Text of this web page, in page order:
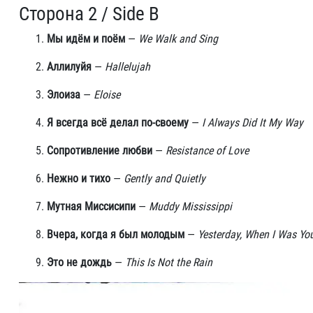
Сторона 2 / Side B
Мы идём и поём — We Walk and Sing
Аллилуйя — Hallelujah
Элоиза — Eloise
Я всегда всё делал по-своему — I Always Did It My Way
Сопротивление любви — Resistance of Love
Нежно и тихо — Gently and Quietly
Мутная Миссисипи — Muddy Mississippi
Вчера, когда я был молодым — Yesterday, When I Was
Это не дождь — This Is Not the Rain